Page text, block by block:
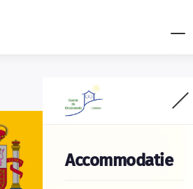
Accommodatie